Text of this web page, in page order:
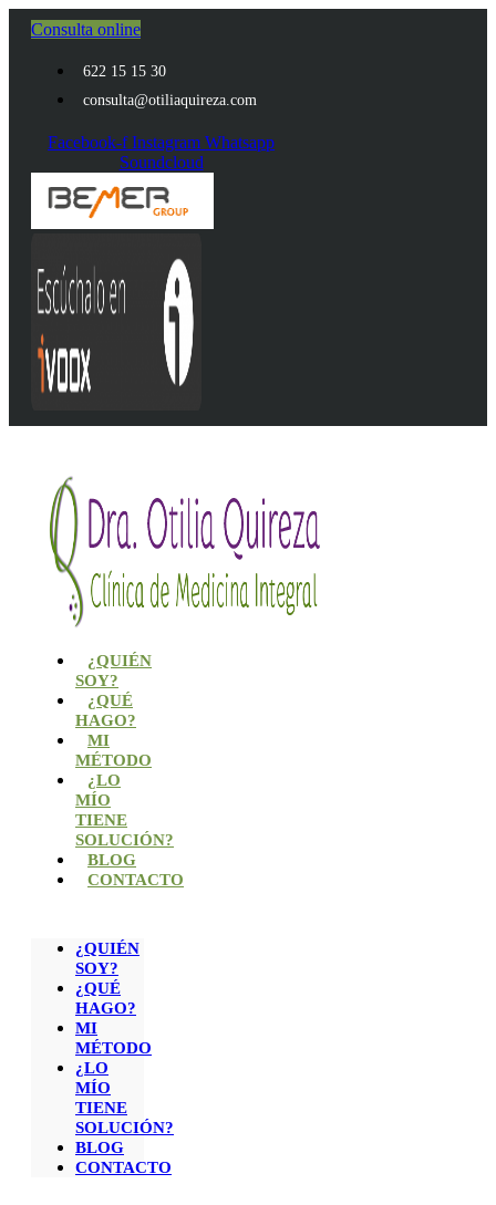
Consulta online
622 15 15 30
consulta@otiliaquireza.com
Facebook-f Instagram Whatsapp
Soundcloud
¿QUIÉN
SOY?
¿QUÉ
HAGO?
MI
MÉTODO
¿LO
MÍO
TIENE
SOLUCIÓN?
BLOG
CONTACTO
¿QUIÉN
SOY?
¿QUÉ
HAGO?
MI
MÉTODO
¿LO
MÍO
TIENE
SOLUCIÓN?
BLOG
CONTACTO